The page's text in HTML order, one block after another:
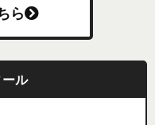
ら
ル